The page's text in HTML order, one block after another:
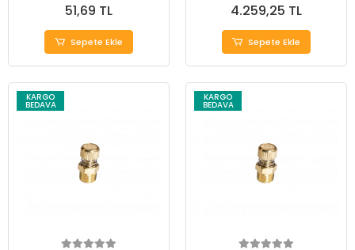
51,69 TL
Sepete Ekle
4.259,25 TL
Sepete Ekle
KARGO
BEDAVA
KARGO
BEDAVA